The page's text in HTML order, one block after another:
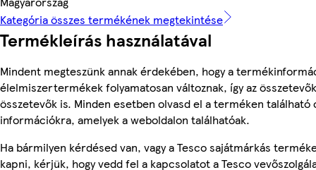
Kategória összes termékének megtekintése
Termékleírás használatával
Mindent megteszünk annak érdekében, hogy a
élelmiszertermékek folyamatosan változnak, így az
összetevők is. Minden esetben olvasd el a terméken található
információkra, amelyek a weboldalon találhatóak.
Ha bármilyen kérdésed van, vagy a Tesco sajátmárkás
kapni, kérjük, hogy vedd fel a kapcsolatot a Tesco